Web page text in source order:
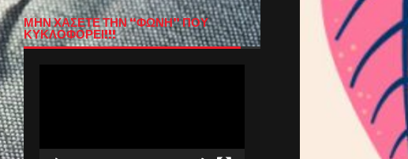
ΜΗΝ ΧΑΣΕΤΕ ΤΗΝ “ΦΩΝΗ” ΠΟΥ
ΚΥΚΛΟΦΟΡΕΙ!!!